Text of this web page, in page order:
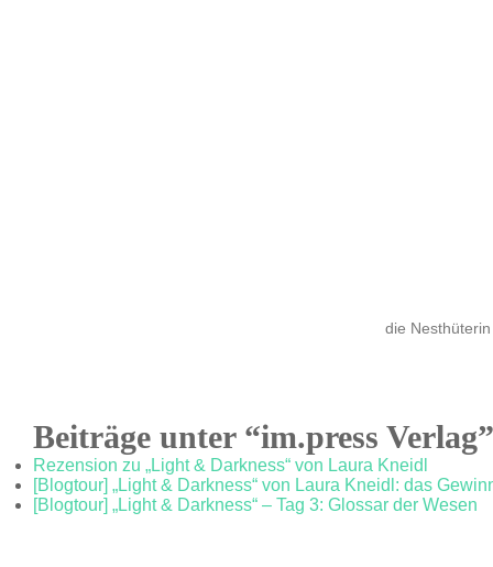
die Nesthüterin
Beiträge unter “im.press Verlag”
Rezension zu „Light & Darkness“ von Laura Kneidl
[Blogtour] „Light & Darkness“ von Laura Kneidl: das
[Blogtour] „Light & Darkness“ – Tag 3: Glossar der Wesen